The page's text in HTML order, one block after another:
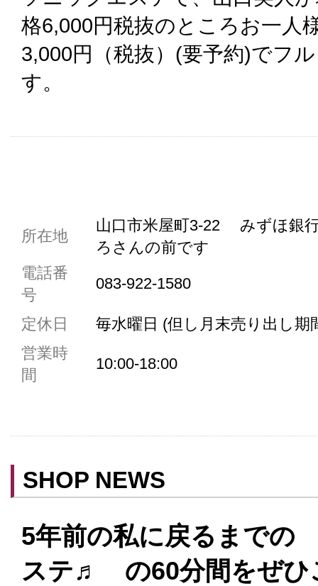
格6,000円税抜のところお一人
3,000円（税抜）(要予約)でフ
す。
共通駐車券加盟店
駐車場1台まで
共用トイレ
テイクアウト可
所在地
山口市米屋町3-22 みずほ銀
ろさんの前です
電話番
号
083-922-1580
定休日
毎水曜日 (但し月末売り出し期
営業時
間
10:00-18:00
SHOP NEWS
5年前の私に戻るまで
ステ♬ の60分間をぜひ